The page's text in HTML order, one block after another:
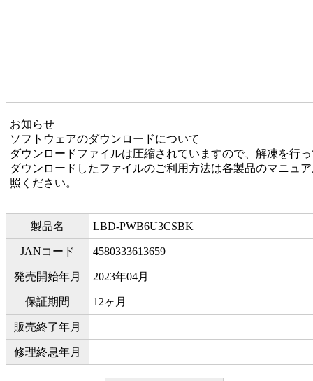
お知らせ
ソフトウェアのダウンロードについて
ダウンロードファイルは圧縮されていますので、解凍を行
ダウンロードしたファイルのご利用方法は各製品のマニュ
照ください。
製品名 LBD-PWB6U3CSBK
JANコード 4580333613659
発売開始年月 2023年04月
保証期間 12ヶ月
販売終了年月
修理終息年月